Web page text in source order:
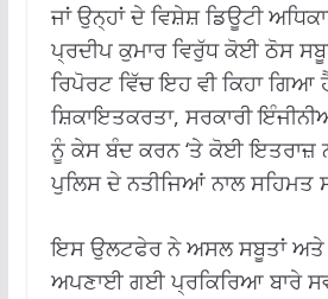
ਜਾਂ ਉਨ੍ਹਾਂ ਦੇ ਵਿਸ਼ੇਸ਼ ਡਿਊਟੀ
ਪ੍ਰਦੀਪ ਕੁਮਾਰ ਵਿਰੁੱਧ ਕੋਈ ਠੋਸ
ਰਿਪੋਰਟ ਵਿੱਚ ਇਹ ਵੀ ਕਿਹਾ ਗਿਆ
ਸ਼ਿਕਾਇਤਕਰਤਾ, ਸਰਕਾਰੀ
ਨੂੰ ਕੇਸ ਬੰਦ ਕਰਨ ‘ਤੇ ਕੋਈ ਇਤਰਾਜ਼
ਪੁਲਿਸ ਦੇ ਨਤੀਜਿਆਂ ਨਾਲ ਸਹਿਮਤ
ਇਸ ਉਲਟਫੇਰ ਨੇ ਅਸਲ ਸਬੂਤਾਂ ਅਤੇ
ਅਪਣਾਈ ਗਈ ਪ੍ਰਕਿਰਿਆ ਬਾਰੇ